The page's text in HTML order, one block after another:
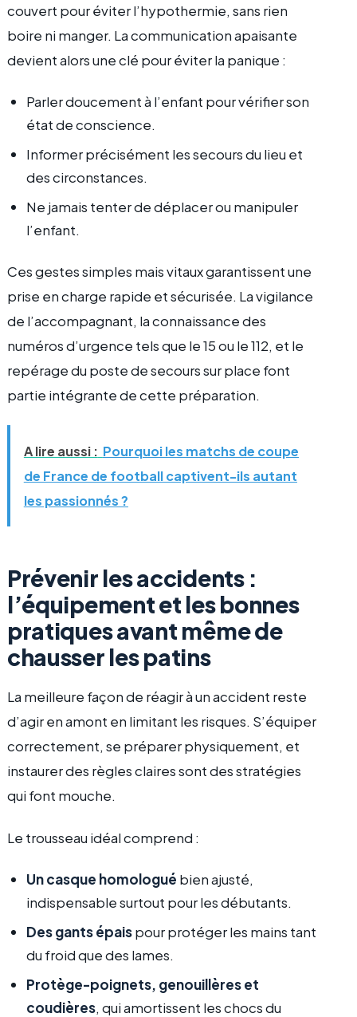
couvert pour éviter l’hypothermie, sans rien
boire ni manger. La communication apaisante
devient alors une clé pour éviter la panique :
Parler doucement à l’enfant pour vérifier son
état de conscience.
Informer précisément les secours du lieu et
des circonstances.
Ne jamais tenter de déplacer ou manipuler
l’enfant.
Ces gestes simples mais vitaux garantissent une
prise en charge rapide et sécurisée. La vigilance
de l’accompagnant, la connaissance des
numéros d’urgence tels que le 15 ou le 112, et le
repérage du poste de secours sur place font
partie intégrante de cette préparation.
A lire aussi : Pourquoi les matchs de coupe
de France de football captivent-ils autant
les passionnés ?
Prévenir les accidents :
l’équipement et les bonnes
pratiques avant même de
chausser les patins
La meilleure façon de réagir à un accident reste
d’agir en amont en limitant les risques. S’équiper
correctement, se préparer physiquement, et
instaurer des règles claires sont des stratégies
qui font mouche.
Le trousseau idéal comprend :
Un casque homologué bien ajusté,
indispensable surtout pour les débutants.
Des gants épaispour protéger les mains tant
du froid que des lames.
Protège-poignets, genouillères et
coudières, qui amortissent les chocs du